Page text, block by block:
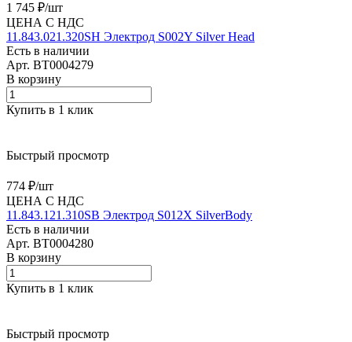
1 745 ₽/шт
ЦЕНА С НДС
11.843.021.320SH Электрод S002Y Silver Head
Есть в наличии
Арт. BT0004279
В корзину
Купить в 1 клик
Быстрый просмотр
774 ₽/шт
ЦЕНА С НДС
11.843.121.310SB Электрод S012X SilverBody
Есть в наличии
Арт. BT0004280
В корзину
Купить в 1 клик
Быстрый просмотр